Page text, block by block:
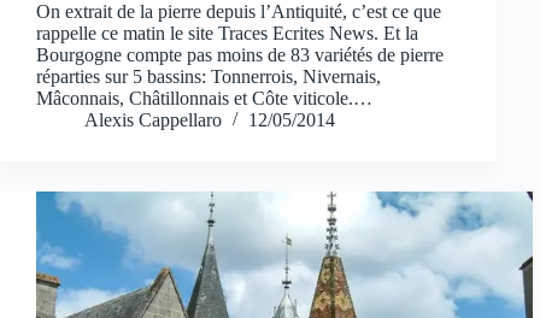
On extrait de la pierre depuis l’Antiquité, c’est ce que
rappelle ce matin le site Traces Ecrites News. Et la
Bourgogne compte pas moins de 83 variétés de pierre
réparties sur 5 bassins: Tonnerrois, Nivernais,
Mâconnais, Châtillonnais et Côte viticole.…
Alexis Cappellaro
12/05/2014